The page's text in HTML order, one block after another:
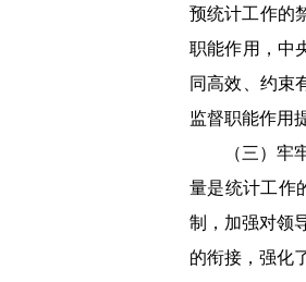
预统计工作的
职能作用，中
同高效、约束
监督职能作用
（三）
量是统计工作
制，加强对领
的衔接，强化